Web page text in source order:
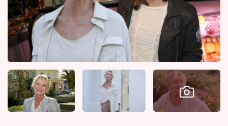
Sledujte prima+
Filmový festival Karlovy Vary
Pořady
Mámy sobě